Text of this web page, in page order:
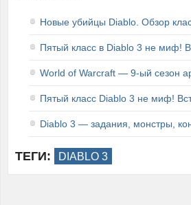
Новые убийцы Diablo. Обзор
Пятый класс в Diablo 3 не миф!
World of Warcraft — 9-ый сезон
Пятый класс Diablo 3 не миф!
Diablo 3 — задания, монстры,
ТЕГИ: DIABLO 3